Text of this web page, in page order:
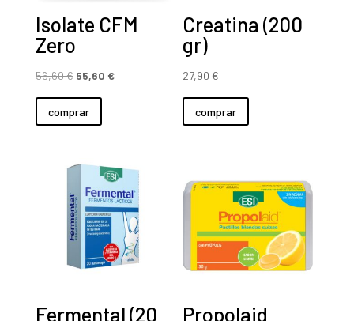
Isolate CFM
Zero
56,60€ El
precio
original
55,60 €El
comprar
Creatina (200
gr)
27,90 €
comprar
Fermental (20
Propolaid